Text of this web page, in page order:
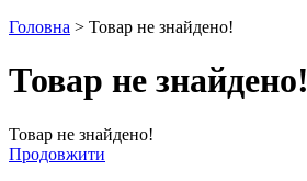
Головна > Товар не знайдено!
Товар не знайдено!
Товар не знайдено!
Продовжити